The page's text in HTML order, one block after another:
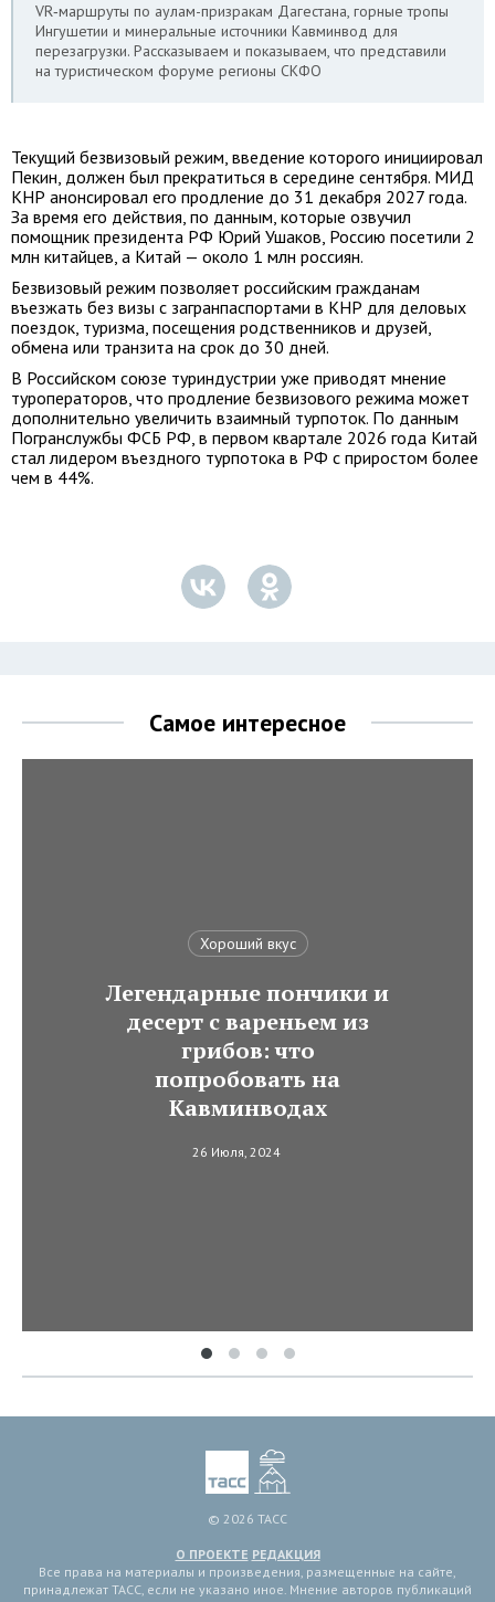
VR‑маршруты по аулам-призракам Дагестана, горные тропы
Ингушетии и минеральные источники Кавминвод для
перезагрузки. Рассказываем и показываем, что представили
на туристическом форуме регионы СКФО
Текущий безвизовый режим, введение которого инициировал
Пекин, должен был прекратиться в середине сентября. МИД
КНР анонсировал его продление до 31 декабря 2027 года.
За время его действия, по данным, которые озвучил
помощник президента РФ Юрий Ушаков, Россию посетили 2
млн китайцев, а Китай — около 1 млн россиян.
Безвизовый режим позволяет российским гражданам
въезжать без визы с загранпаспортами в КНР для деловых
поездок, туризма, посещения родственников и друзей,
обмена или транзита на срок до 30 дней.
В Российском союзе туриндустрии уже приводят мнение
туроператоров, что продление безвизового режима может
дополнительно увеличить взаимный турпоток. По данным
Погранслужбы ФСБ РФ, в первом квартале 2026 года Китай
стал лидером въездного турпотока в РФ с приростом более
чем в 44%.
Самое интересное
Хороший вкус
Легендарные пончики и
десерт с вареньем из
грибов: что
попробовать на
Кавминводах
26 Июля, 2024
© 2026 ТАСС
О ПРОЕКТЕ РЕДАКЦИЯ
Все права на материалы и произведения, размещенные на сайте,
принадлежат ТАСС, если не указано иное. Мнение авторов публикаций